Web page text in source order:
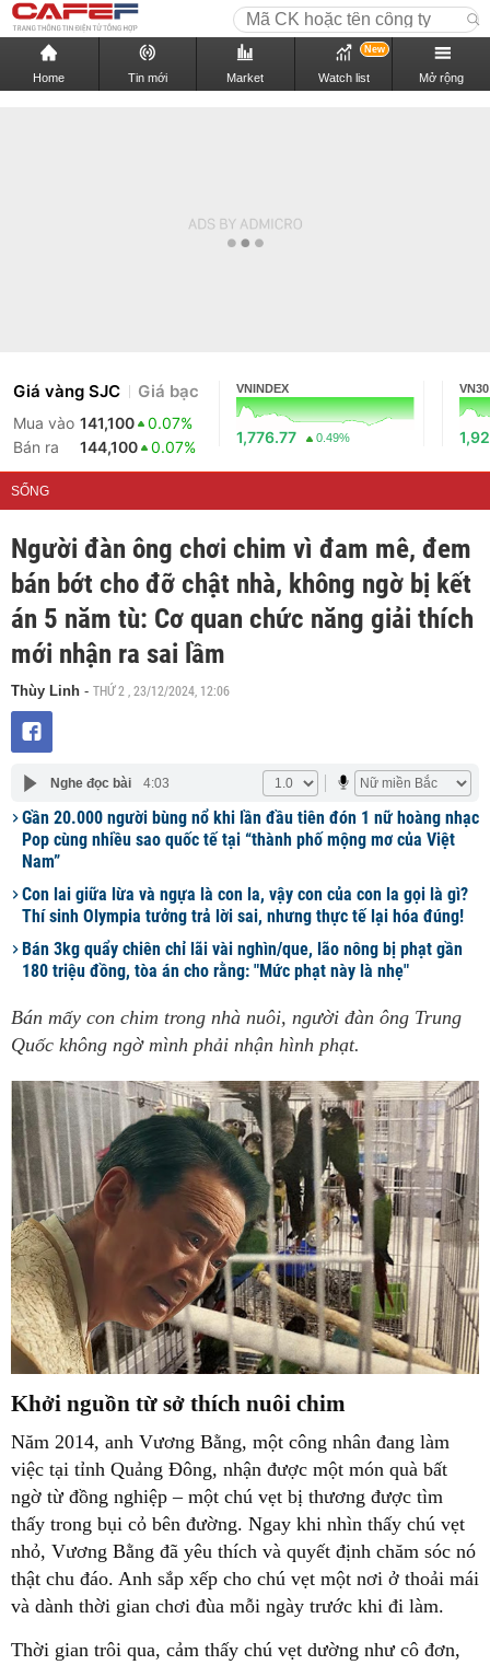
Home Tin mới Market Watch list
New
Mở rộng
Giá vàng SJC Giá bạc
Mua vào 141,100
0.07%
Bán ra
144,100 0.07%
VNINDEX
1,776.77 0.49%
VN30
SỐNG
Người đàn ông chơi chim vì đam mê, đem
bán bớt cho đỡ chật nhà, không ngờ bị kết
án 5 năm tù: Cơ quan chức năng giải thích
mới nhận ra sai lầm
Thùy Linh - THỨ 2 , 23/12/2024, 12:06
Nghe đọc bài 4:03
Gần 20.000 người bùng nổ khi lần đầu tiên đón 1 nữ hoàng nhạc
Pop cùng nhiều sao quốc tế tại “thành phố mộng mơ của Việt
Nam”
Con lai giữa lừa và ngựa là con la, vậy con của con la gọi là gì?
Thí sinh Olympia tưởng trả lời sai, nhưng thực tế lại hóa đúng!
Bán 3kg quẩy chiên chỉ lãi vài nghìn/que, lão nông bị phạt gần
180 triệu đồng, tòa án cho rằng: "Mức phạt này là nhẹ"
Bán mấy con chim trong nhà nuôi, người đàn ông Trung
Quốc không ngờ mình phải nhận hình phạt.
Khởi nguồn từ sở thích nuôi chim
Năm 2014, anh Vương Bằng, một công nhân đang làm
việc tại tỉnh Quảng Đông, nhận được một món quà bất
ngờ từ đồng nghiệp – một chú vẹt bị thương được tìm
thấy trong bụi cỏ bên đường. Ngay khi nhìn thấy chú vẹt
nhỏ, Vương Bằng đã yêu thích và quyết định chăm sóc nó
thật chu đáo. Anh sắp xếp cho chú vẹt một nơi ở thoải mái
và dành thời gian chơi đùa mỗi ngày trước khi đi làm.
Thời gian trôi qua, cảm thấy chú vẹt dường như cô đơn,